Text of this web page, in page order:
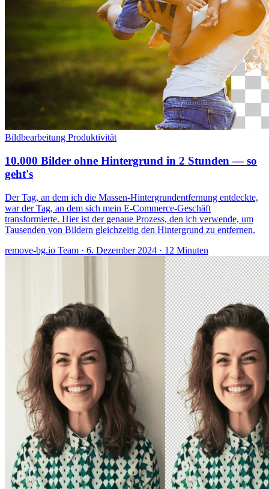
Bildbearbeitung Produktivität
10.000 Bilder ohne Hintergrund in 2 Stunden — so
geht's
Der Tag, an dem ich die Massen-Hintergrundentfernung entdeckte,
war der Tag, an dem sich mein E-Commerce-Geschäft
transformierte. Hier ist der genaue Prozess, den ich verwende, um
Tausenden von Bildern gleichzeitig den Hintergrund zu entfernen.
remove-bg.io Team · 6. Dezember 2024 · 12 Minuten